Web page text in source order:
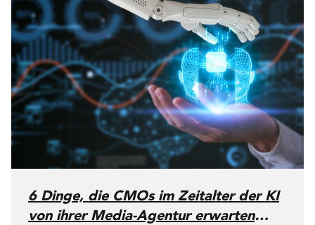
6 Dinge, die CMOs im Zeitalter der KI
von ihrer Media-Agentur erwarten